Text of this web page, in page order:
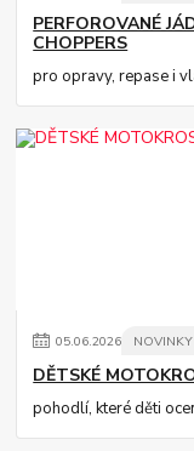
PERFOROVANÉ
CHOPPERS
pro opravy, repase i
05.06.2026
DĚTSKÉ
pohodlí, které děti